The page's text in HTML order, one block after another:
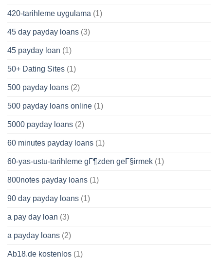
420-tarihleme uygulama (1)
45 day payday loans (3)
45 payday loan (1)
50+ Dating Sites (1)
500 payday loans (2)
500 payday loans online (1)
5000 payday loans (2)
60 minutes payday loans (1)
60-yas-ustu-tarihleme gГ¶zden geГ§irmek (1)
800notes payday loans (1)
90 day payday loans (1)
a pay day loan (3)
a payday loans (2)
Ab18.de kostenlos (1)